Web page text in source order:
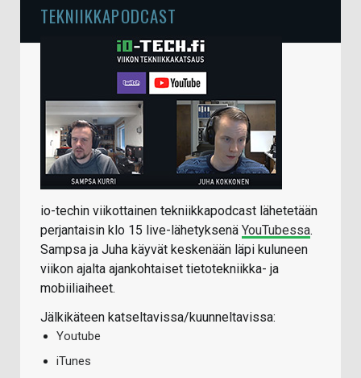
TEKNIIKKAPODCAST
io-techin viikottainen tekniikkapodcast lähetetään
perjantaisin klo 15 live-lähetyksenä YouTubessa.
Sampsa ja Juha käyvät keskenään läpi kuluneen
viikon ajalta ajankohtaiset tietotekniikka- ja
mobiiliaiheet.
Jälkikäteen katseltavissa/kuunneltavissa:
Youtube
iTunes